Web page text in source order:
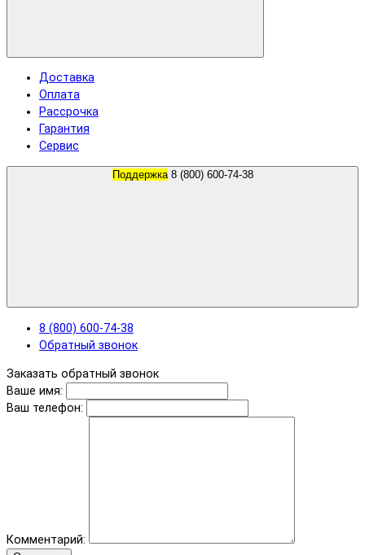
Доставка
Оплата
Рассрочка
Гарантия
Сервис
Поддержка 8 (800) 600-74-38
8 (800) 600-74-38
Обратный звонок
Заказать обратный звонок
Ваше имя:
Ваш телефон:
Комментарий: